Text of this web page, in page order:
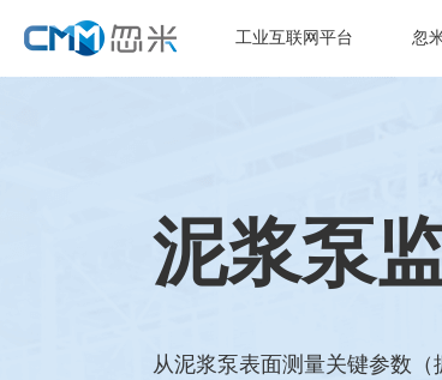
工业互联网平台 忽
泥浆泵
从泥浆泵表面测量关键参数